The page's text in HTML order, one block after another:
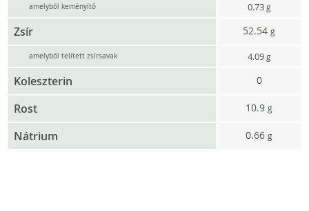
amelyből keményítő 0.73g
Zsír 52.54 g
amelyből telített zsírsavak 4.09g
Koleszterin 0
Rost 10.9 g
Nátrium 0.66 g